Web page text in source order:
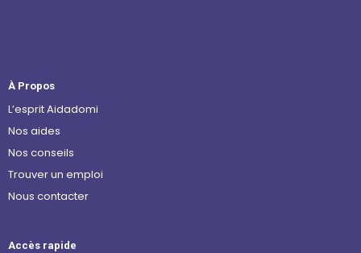
À Propos
L’esprit Aidadomi
Nos aides
Nos conseils
Trouver un emploi
Nous contacter
Accès rapide